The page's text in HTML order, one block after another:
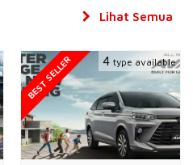
BEST SELLER 4 type available
Lihat Semua